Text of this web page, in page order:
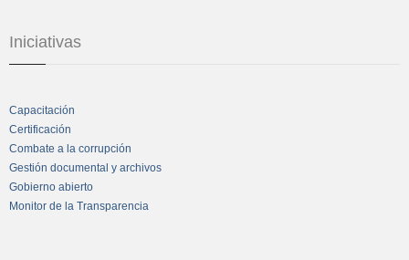
Iniciativas
Capacitación
Certificación
Combate a la corrupción
Gestión documental y archivos
Gobierno abierto
Monitor de la Transparencia